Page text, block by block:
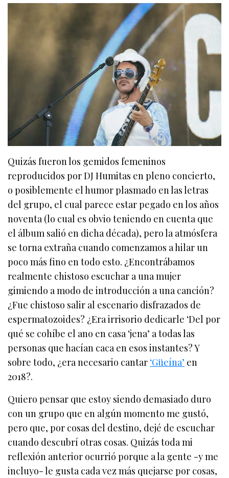
Quizás fueron los gemidos femeninos
reproducidos por DJ Humitas en pleno concierto,
o posiblemente el humor plasmado en las letras
del grupo, el cual parece estar pegado en los años
noventa (lo cual es obvio teniendo en cuenta que
el álbum salió en dicha década), pero la atmósfera
se torna extraña cuando comenzamos a hilar un
poco más fino en todo esto. ¿Encontrábamos
realmente chistoso escuchar a una mujer
gimiendo a modo de introducción a una canción?
¿Fue chistoso salir al escenario disfrazados de
espermatozoides? ¿Era irrisorio dedicarle ‘Del por
qué se cohíbe el ano en casa ‘jena’ a todas las
personas que hacían caca en esos instantes? Y
sobre todo, ¿era necesario cantar ‘Güeína’ en
2018?.
Quiero pensar que estoy siendo demasiado duro
con un grupo que en algún momento me gustó,
pero que, por cosas del destino, dejé de escuchar
cuando descubrí otras cosas. Quizás toda mi
reflexión anterior ocurrió porque a la gente -y me
incluyo- le gusta cada vez más quejarse por cosas,